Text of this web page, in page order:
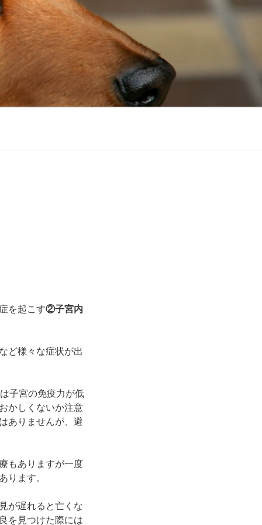
を起こす②子宮内
ど様々な症状が出
子宮の免疫力が低
かしくないか注意
ありませんが、避
もありますが一度
ります。
が遅れると亡くな
を見つけた際には